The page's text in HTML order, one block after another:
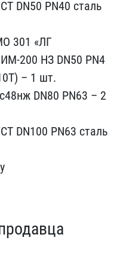
DN50 PN40 сталь
301​ «ЛГ
200 НЗ DN50 PN4​
– 1 шт.
DN​80 PN63 – 2
DN10​0 PN63 сталь